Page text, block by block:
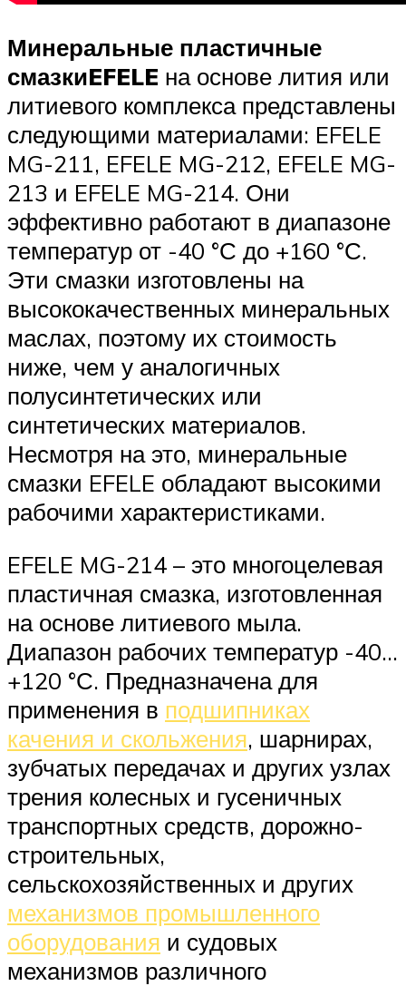
Минеральные пластичные
смазкиEFELE на основе лития или
литиевого комплекса представлены
следующими материалами: EFELE
MG-211, EFELE MG-212, EFELE MG-
213 и EFELE MG-214. Они
эффективно работают в диапазоне
температур от -40 °С до +160 °С.
Эти смазки изготовлены на
высококачественных минеральных
маслах, поэтому их стоимость
ниже, чем у аналогичных
полусинтетических или
синтетических материалов.
Несмотря на это, минеральные
смазки EFELE обладают высокими
рабочими характеристиками.
EFELE MG-214 – это многоцелевая
пластичная смазка, изготовленная
на основе литиевого мыла.
Диапазон рабочих температур -40…
+120 °С. Предназначена для
применения в подшипниках
качения и скольжения, шарнирах,
зубчатых передачах и других узлах
трения колесных и гусеничных
транспортных средств, дорожно-
строительных,
сельскохозяйственных и других
механизмов промышленного
оборудования и судовых
механизмов различного